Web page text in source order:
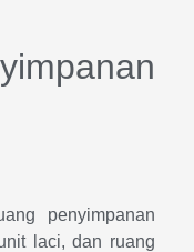
penyimpanan
laci, dan ruang